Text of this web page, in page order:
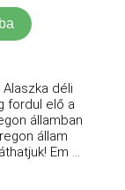
déli
fordul elő a
államban
állam
Em ...